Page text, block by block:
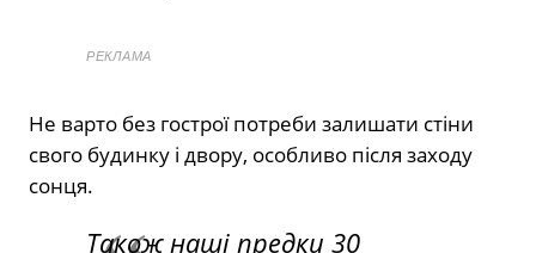
РЕКЛАМА
Не варто без гострої потреби залишати стіни
свого будинку і двору, особливо після заходу
сонця.
Також наші предки 30